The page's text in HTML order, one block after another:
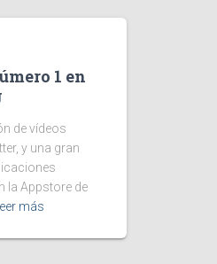
1 en
de vídeos
y una gran
la Appstore de
Leer más